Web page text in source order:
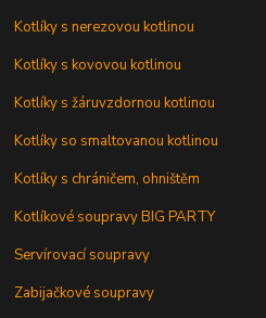
Kotlíky s nerezovou kotlinou
Kotlíky s kovovou kotlinou
Kotlíky s žáruvzdornou kotlinou
Kotlíky so smaltovanou kotlinou
Kotlíky s chráničem, ohništěm
Kotlíkové soupravy BIG PARTY
Servírovací soupravy
Zabijačkové soupravy